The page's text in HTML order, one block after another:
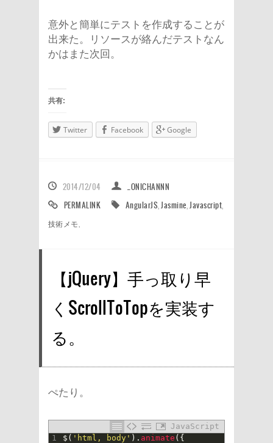
意外と簡単にテストを作成することが
出来た。リソースが絡んだテストなん
かはまた次回。
共有:
Twitter Facebook Google
2014/12/04
_ONICHANNN
PERMALINK
AngularJS,Jasmine,Javascript,
技術メモ,
【jQuery】手っ取り早
くScrollToTopを実装す
る。
ぺたり。
JavaScript
1
$ ( 'html, body' ) . animate ( {